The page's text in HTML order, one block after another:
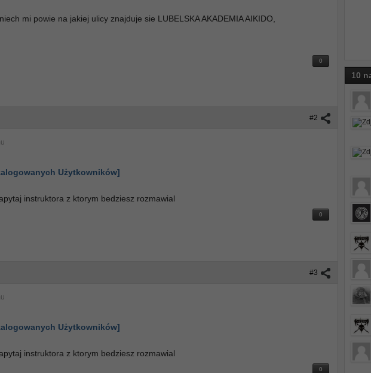
mi powie na jakiej ulicy znajduje sie LUBELSKA AKADEMIA AIKIDO,
0
#2
Użytkowników]
instruktora z ktorym bedziesz rozmawial
0
#3
Użytkowników]
instruktora z ktorym bedziesz rozmawial
0
10